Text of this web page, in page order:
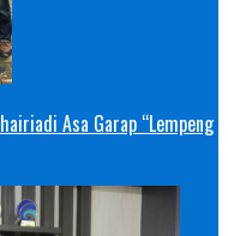
Asa Garap “Lempeng